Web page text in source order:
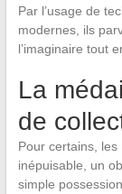
Par l’usage de
modernes, ils
l’imaginaire tout
La
de
Pour certains,
inépuisable, un
simple